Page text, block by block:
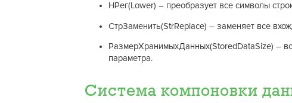
НРег(Lower) – преобразует все символы
СтрЗаменить(StrReplace) – заменяет все
РазмерХранимыхДанных(StoredDataSize) –
параметра.
Система компоновки